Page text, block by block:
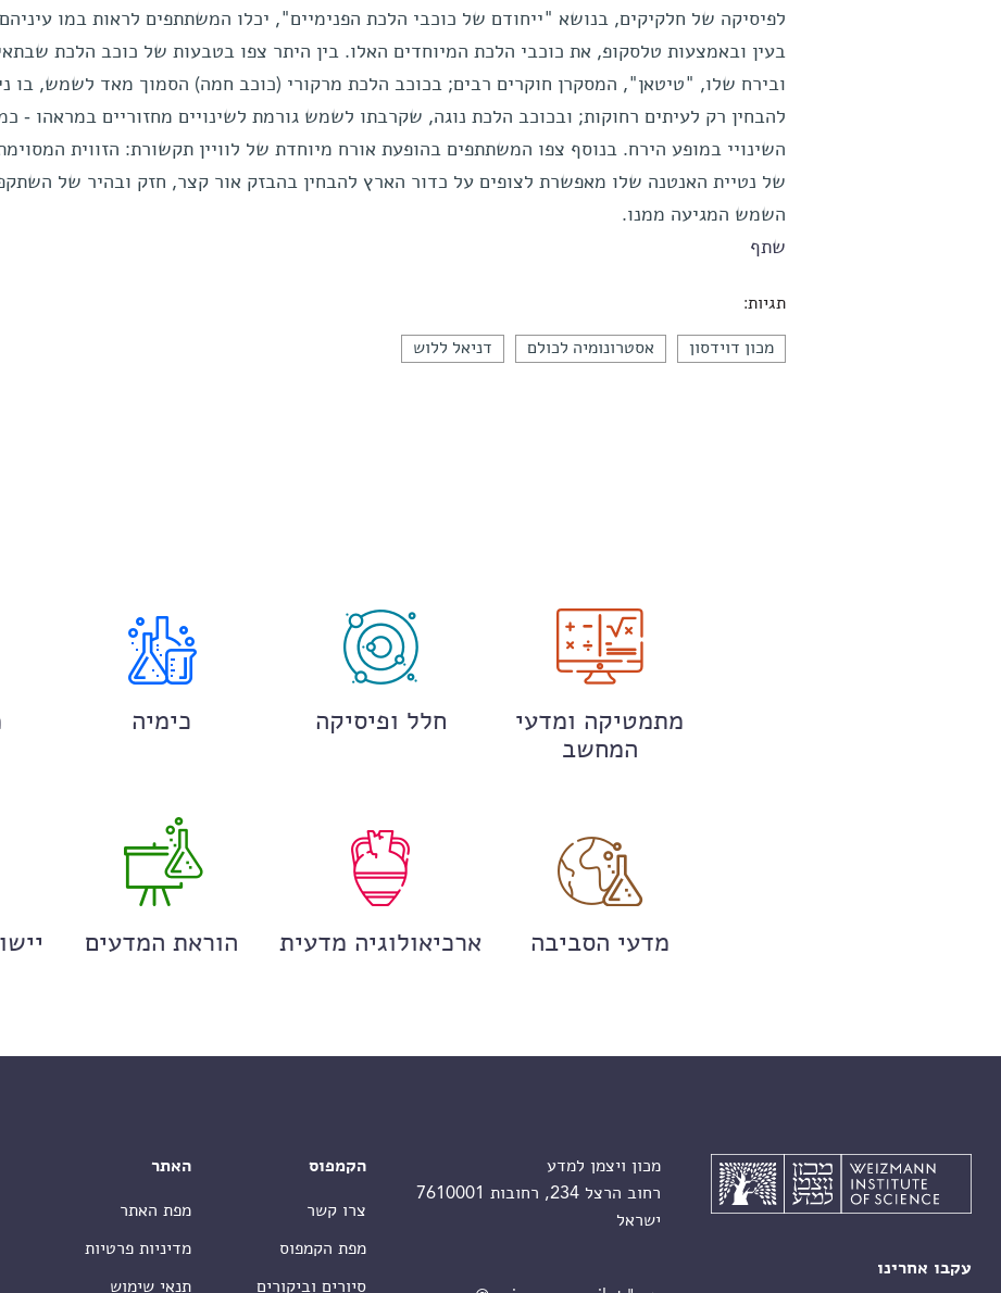
לפיסיקה של חלקיקים, בנושא "ייחודם של כוכבי הלכת הפנימיים", יכלו המשתתפים לראות במו
בעין ובאמצעות טלסקופ, את כוכבי הלכת המיוחדים האלו. בין היתר צפו בטבעות של כוכב הלכת
ובירח שלו, "טיטאן", המסקרן חוקרים רבים; בכוכב הלכת מרקורי (כוכב חמה) הסמוך מאד לשמש, בו
להבחין רק לעיתים רחוקות; ובכוכב הלכת נוגה, שקרבתו לשמש גורמת לשינויים מחזוריים במראהו -
השינויי במופע הירח. בנוסף צפו המשתתפים בהופעת אורח מיוחדת של לוויין תקשורת: הזווית
של נטיית האנטנה שלו מאפשרת לצופים על כדור הארץ להבחין בהבזק אור קצר, חזק ובהיר של
השמש המגיעה ממנו.
שתף
תגיות:
מכון דוידסון אסטרונומיה לכולם דניאל ללוש
מתמטיקה ומדעי
המחשב
חלל ופיסיקה כימיה
מדעי הסביבה ארכיאולוגיה מדעית הוראת המדעים
עקבו אחרינו
מכון ויצמן למדע
רחוב הרצל 234, רחובות 7610001
ישראל
הקמפוס
צרו קשר
מפת הקמפוס
סיורים וביקורים
האתר
מפת האתר
מדיניות פרטיות
תנאי שימוש